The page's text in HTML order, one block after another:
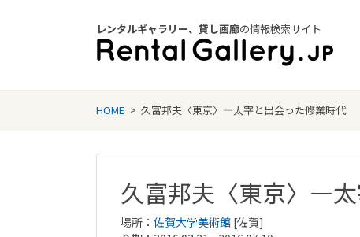
レンタルギャラリー、貸し画廊の情報検索サイト
HOME > 久富邦夫〈東京〉―太宰と出会った修業時代
久富邦夫〈東京〉―
場所： 佐賀大学美術館 [佐賀]